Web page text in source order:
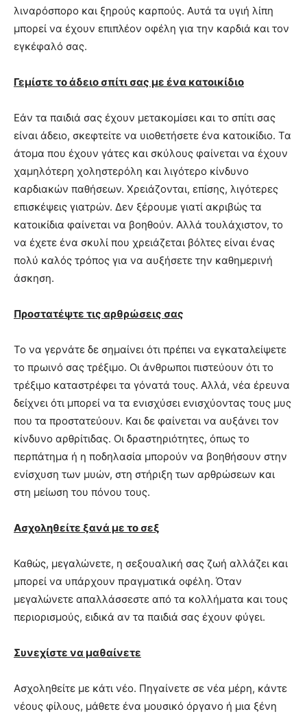
λιναρόσπορο και ξηρούς καρπούς. Αυτά τα υγιή λίπη
μπορεί να έχουν επιπλέον οφέλη για την καρδιά και τον
εγκέφαλό σας.
Γεμίστε το άδειο σπίτι σας με ένα κατοικίδιο
Εάν τα παιδιά σας έχουν μετακομίσει και το σπίτι σας
είναι άδειο, σκεφτείτε να υιοθετήσετε ένα κατοικίδιο. Τα
άτομα που έχουν γάτες και σκύλους φαίνεται να έχουν
χαμηλότερη χοληστερόλη και λιγότερο κίνδυνο
καρδιακών παθήσεων. Χρειάζονται, επίσης, λιγότερες
επισκέψεις γιατρών. Δεν ξέρουμε γιατί ακριβώς τα
κατοικίδια φαίνεται να βοηθούν. Αλλά τουλάχιστον, το
να έχετε ένα σκυλί που χρειάζεται βόλτες είναι ένας
πολύ καλός τρόπος για να αυξήσετε την καθημερινή
άσκηση.
Προστατέψτε τις αρθρώσεις σας
Το να γερνάτε δε σημαίνει ότι πρέπει να εγκαταλείψετε
το πρωινό σας τρέξιμο. Οι άνθρωποι πιστεύουν ότι το
τρέξιμο καταστρέφει τα γόνατά τους. Αλλά, νέα έρευνα
δείχνει ότι μπορεί να τα ενισχύσει ενισχύοντας τους μυς
που τα προστατεύουν. Και δε φαίνεται να αυξάνει τον
κίνδυνο αρθρίτιδας. Οι δραστηριότητες, όπως το
περπάτημα ή η ποδηλασία μπορούν να βοηθήσουν στην
ενίσχυση των μυών, στη στήριξη των αρθρώσεων και
στη μείωση του πόνου τους.
Ασχοληθείτε ξανά με το σεξ
Καθώς, μεγαλώνετε, η σεξουαλική σας ζωή αλλάζει και
μπορεί να υπάρχουν πραγματικά οφέλη. Όταν
μεγαλώνετε απαλλάσσεστε από τα κολλήματα και τους
περιορισμούς, ειδικά αν τα παιδιά σας έχουν φύγει.
Συνεχίστε να μαθαίνετε
Ασχοληθείτε με κάτι νέο. Πηγαίνετε σε νέα μέρη, κάντε
νέους φίλους, μάθετε ένα μουσικό όργανο ή μια ξένη